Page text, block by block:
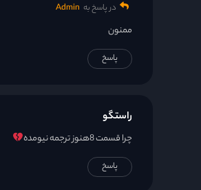
در پاسخ به Admin
ممنون
پاسخ
راستگو
چرا قسمت 8هنوز ترجمه نیومده
پاسخ